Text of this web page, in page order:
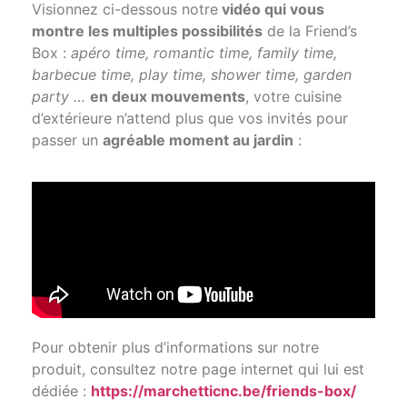
Visionnez ci-dessous notre vidéo qui vous
montre les multiples possibilités de la Friend’s
Box : apéro time, romantic time, family time,
barbecue time, play time, shower time, garden
party … en deux mouvements, votre cuisine
d’extérieure n’attend plus que vos invités pour
passer un agréable moment au jardin :
Pour obtenir plus d’informations sur notre
produit, consultez notre page internet qui lui est
dédiée : https://marchetticnc.be/friends-box/